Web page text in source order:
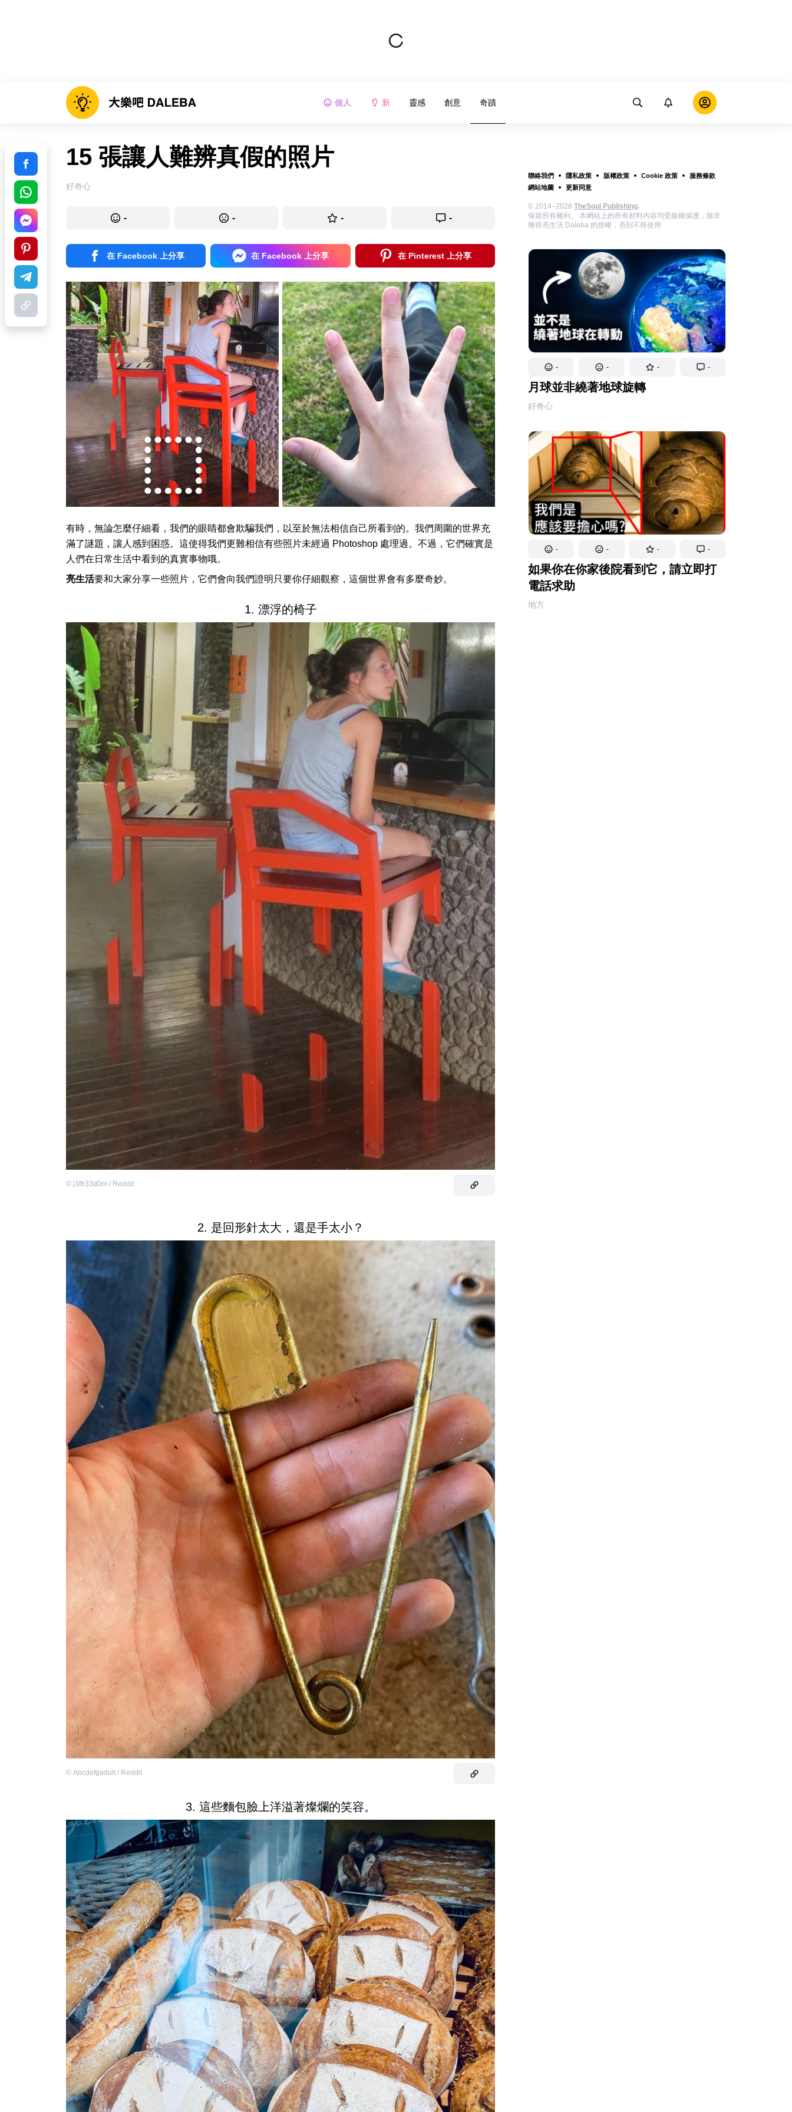
個人 新 靈感 創意 奇蹟
聯絡我們 隱私政策 版權政策 Cookie 政策
服務條款
網站地圖
更新同意
© 2014–2026 TheSoul Publishing.
保留所有權利。 本網站上的所有材料內容均受版權保護，除非
獲得亮生活 Daleba 的授權，否則不得使用
- - - -
月球並非繞著地球旋轉
好奇心
- - - -
如果你在你家後院看到它，請立即打
電話求助
地方
15 張讓人難辨真假的照片
好奇心
- - - -
在 Facebook 上分享 在 Facebook 上分享 在 Pinterest 上分享
有時，無論怎麼仔細看，我們的眼睛都會欺騙我們，以至於無法相信自己所看到的。我們周圍的世界充
滿了謎題，讓人感到困惑。這使得我們更難相信有些照片未經過 Photoshop 處理過。不過，它們確實是
人們在日常生活中看到的真實事物哦。
亮生活要和大家分享一些照片，它們會向我們證明只要你仔細觀察，這個世界會有多麼奇妙。
1. 漂浮的椅子
© j3ffr33d0m / Reddit
2. 是回形針太大，還是手太小？
© Abcdefgadult / Reddit
3. 這些麵包臉上洋溢著燦爛的笑容。